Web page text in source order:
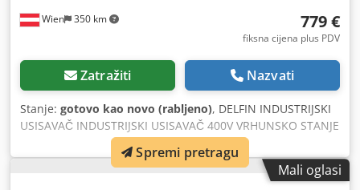
Wien 350 km 779 €
fiksna cijena plus PDV
Zatražiti Nazvati
Stanje: gotovo kao novo (rabljeno), DELFIN INDUSTRIJSKI
USISAVAČ INDUSTRIJSKI USISAVAČ 400V VRHUNSKO STANJE
ISPORUKA = SLIKE (cca 1/4 – 1/5 cijene novog uređaja –
IZVRSNA PONUDA) Dostupno 4 komada Delfin ESD.DX.0036
industrijski usisavač – vrhunsko stanje, idealan zaMali oglasi
Spremi pretragu